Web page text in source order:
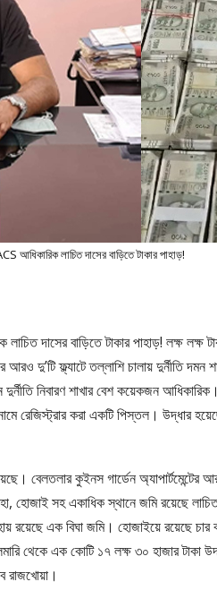
আধিকারিক লাচিত দাসের বাড়িতে টাকার পাহাড়!
দাসের বাড়িতে টাকার পাহাড়! লক্ষ লক্ষ
দু’টি ফ্ল্যাটে তল্লাশি চালায় দুর্নীতি দমন
দুর্নীতি নিবারণ শাখার বেশ কয়েকজন
রেজিস্ট্রার করা একটি পিস্তল। উদ্ধার
বেলতলার কুইনস গার্ডেন অ্যাপার্টমেন্টের
হোজাই সহ একাধিক স্থানে জমি রয়েছে
রয়েছে এক বিঘা জমি। হোজাইয়ে রয়েছে চার
থেকে এক কোটি ১৭ লক্ষ ৩০ হাজার টাকা
রাজখোয়া।